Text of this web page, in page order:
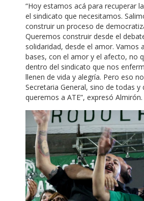
“Hoy estamos acá para recuperar
el sindicato que necesitamos.
construir un proceso de
Queremos construir desde el
solidaridad, desde el amor. Vamos
bases, con el amor y el afecto, no
dentro del sindicato que nos
llenen de vida y alegría. Pero eso
Secretaria General, sino de todas
queremos a ATE”, expresó Almirón.